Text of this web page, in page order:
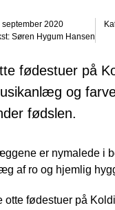
september 2020
Søren Hygum Hansen
fødestuer på
og
fødslen.
er nymalede i
af ro og hjemlig
otte fødestuer på